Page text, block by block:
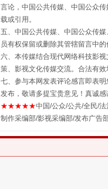
解纷+调解+退费，
言论，中国公共传媒、中国公众
载或引用。
五、中国公共传媒、中国公众传
员有权保留或删除其管辖留言中的
六、本传媒结合现代网络科技影
策、影视文化传媒交流。合法有效
七、参与本网发表评论感言即表
发布，敬请多提宝贵意见！真诚
★★★★★中国/公众/公共/全民/
制作采编部/影视采编部/发布广告